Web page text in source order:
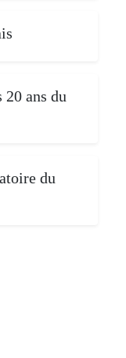
20 ans du
du